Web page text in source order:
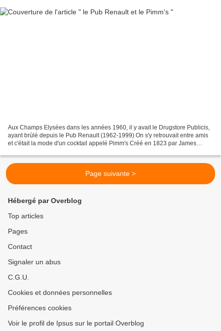
Aux Champs Elysées dans les années 1960, il y avait le Drugstore Publicis,
ayant brùlé depuis le Pub Renault (1962-1999) On s'y retrouvait entre amis
et c'était la mode d'un cocktail appelé Pimm's Créé en 1823 par James
Page suivante >
Hébergé par Overblog
Top articles
Pages
Contact
Signaler un abus
C.G.U.
Cookies et données personnelles
Préférences cookies
Voir le profil de Ipsus sur le portail Overblog